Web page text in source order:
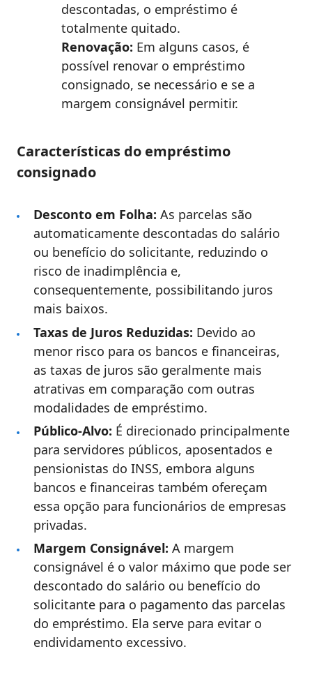
descontadas, o empréstimo é
totalmente quitado.
Renovação: Em alguns casos, é
possível renovar o empréstimo
consignado, se necessário e se a
margem consignável permitir.
Características do empréstimo
consignado
Desconto em Folha: As parcelas são
automaticamente descontadas do salário
ou benefício do solicitante, reduzindo o
risco de inadimplência e,
consequentemente, possibilitando juros
mais baixos.
Taxas de Juros Reduzidas: Devido ao
menor risco para os bancos e financeiras,
as taxas de juros são geralmente mais
atrativas em comparação com outras
modalidades de empréstimo.
Público-Alvo: É direcionado principalmente
para servidores públicos, aposentados e
pensionistas do INSS, embora alguns
bancos e financeiras também ofereçam
essa opção para funcionários de empresas
privadas.
Margem Consignável: A margem
consignável é o valor máximo que pode ser
descontado do salário ou benefício do
solicitante para o pagamento das parcelas
do empréstimo. Ela serve para evitar o
endividamento excessivo.